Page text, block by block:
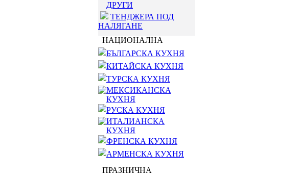
ДРУГИ
ТЕНДЖЕРА ПОД
НАЛЯГАНЕ
НАЦИОНАЛНА
БЪЛГАРСКА КУХНЯ
КИТАЙСКА КУХНЯ
ТУРСКА КУХНЯ
МЕКСИКАНСКА
КУХНЯ
РУСКА КУХНЯ
ИТАЛИАНСКА
КУХНЯ
ФРЕНСКА КУХНЯ
АРМЕНСКА КУХНЯ
ПРАЗНИЧНА